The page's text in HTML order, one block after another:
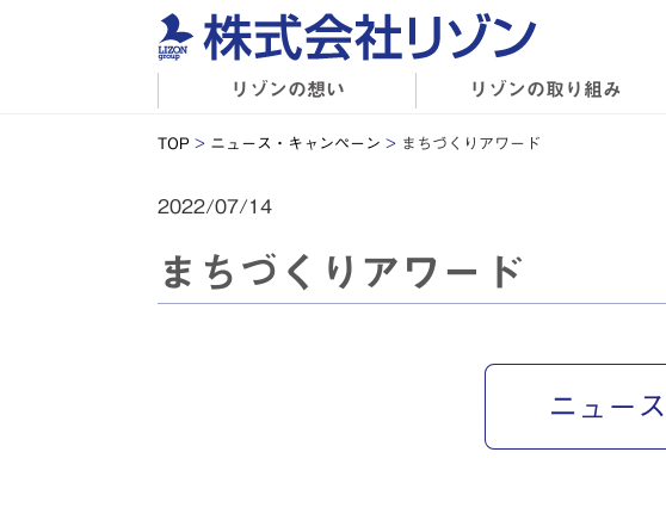
リゾンの想い リゾンの取り組み
TOP > ニュース・キャンペーン >まちづくりアワード
2022/07/14
まちづくりアワード
ニュー